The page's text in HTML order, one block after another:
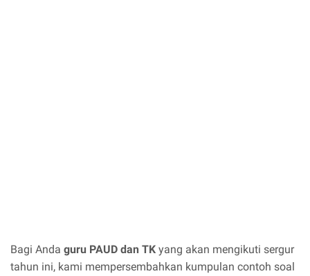
Bagi Anda guru PAUD dan TK yang akan mengikuti sergur
tahun ini, kami mempersembahkan kumpulan contoh soal